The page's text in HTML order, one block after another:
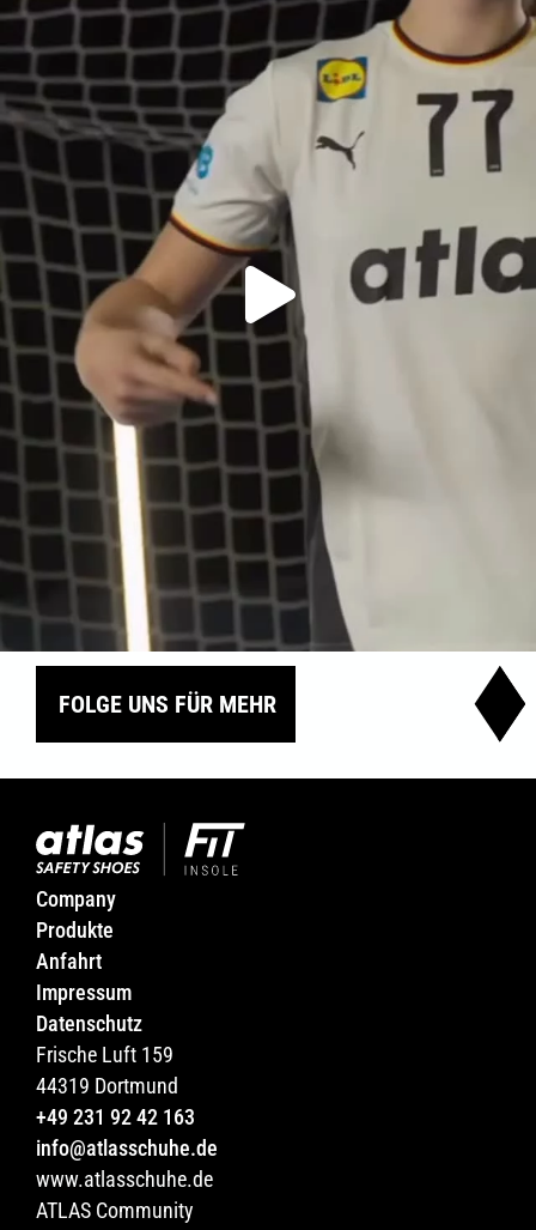
FOLGE UNS FÜR MEHR
Company
Produkte
Anfahrt
Impressum
Datenschutz
Frische Luft 159
44319 Dortmund
+49 231 92 42 163
info@atlasschuhe.de
www.atlasschuhe.de